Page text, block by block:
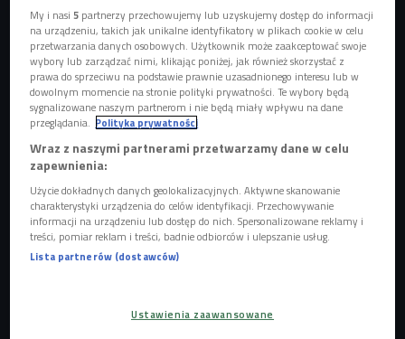
Pablopavo i Ludziki Foto: Wojciech Adam Jurzyk
GALERIA
My i nasi5 partnerzy przechowujemy lub uzyskujemy dostęp do informacji
na urządzeniu, takich jak unikalne identyfikatory w plikach cookie w celu
przetwarzania danych osobowych. Użytkownik może zaakceptować swoje
wybory lub zarządzać nimi, klikając poniżej, jak również skorzystać z
prawa do sprzeciwu na podstawie prawnie uzasadnionego interesu lub w
dowolnym momencie na stronie polityki prywatności. Te wybory będą
sygnalizowane naszym partnerom i nie będą miały wpływu na dane
przeglądania. Polityka prywatności
Wraz z naszymi partnerami przetwarzamy dane w celu
zapewnienia:
Użycie dokładnych danych geolokalizacyjnych. Aktywne skanowanie
charakterystyki urządzenia do celów identyfikacji. Przechowywanie
informacji na urządzeniu lub dostęp do nich. Spersonalizowane reklamy i
treści, pomiar reklam i treści, badnie odbiorców i ulepszanie usług.
Lista partnerów (dostawców)
Ustawienia zaawansowane